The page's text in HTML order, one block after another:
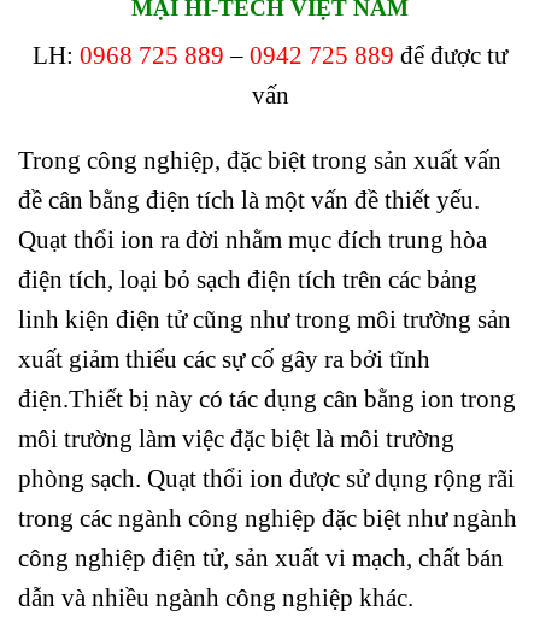
MẠI HI-TECH VIỆT NAM
LH: 0968 725 889 – 0942 725 889 để được tư
vấn
Trong công nghiệp, đặc biệt trong sản xuất vấn
đề cân bằng điện tích là một vấn đề thiết yếu.
Quạt thổi ion ra đời nhằm mục đích trung hòa
điện tích, loại bỏ sạch điện tích trên các bảng
linh kiện điện tử cũng như trong môi trường sản
xuất giảm thiểu các sự cố gây ra bởi tĩnh
điện.Thiết bị này có tác dụng cân bằng ion trong
môi trường làm việc đặc biệt là môi trường
phòng sạch. Quạt thổi ion được sử dụng rộng rãi
trong các ngành công nghiệp đặc biệt như ngành
công nghiệp điện tử, sản xuất vi mạch, chất bán
dẫn và nhiều ngành công nghiệp khác.